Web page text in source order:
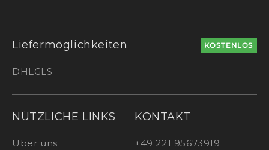
Liefermöglichkeiten KOSTENLOS
DHLGLS
NÜTZLICHE LINKS
Über uns
KONTAKT
+49 221 95673919